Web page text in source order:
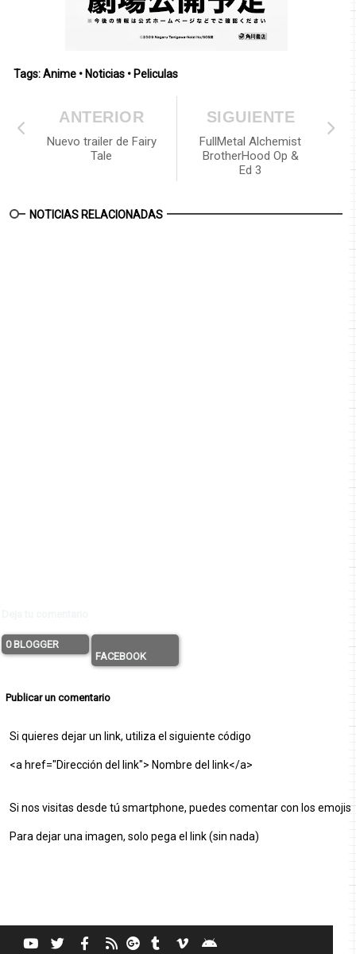
Tags:Anime • Noticias • Peliculas
SIGUIENTE
FullMetal Alchemist
BrotherHood Op &
Ed 3
ANTERIOR
Nuevo trailer de Fairy
Tale
NOTICIAS RELACIONADAS
0 BLOGGER
FACEBOOK
Publicar un comentario
Si quieres dejar un link, utiliza el siguiente código
<a href="Dirección del link"> Nombre del link</a>
Si nos visitas desde tú smartphone, puedes comentar con los emojis
Para dejar una imagen, solo pega el link (sin nada)